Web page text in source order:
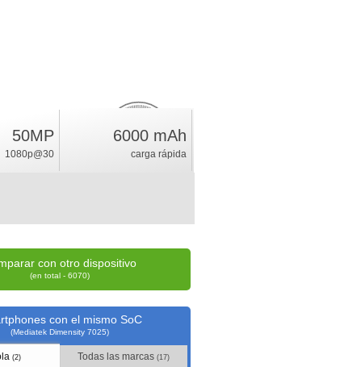
17.2
índice
50MP
1080p@30
6000 mAh
carga rápida
con otro dispositivo
(en total - 6070)
con el mismo SoC
(Mediatek Dimensity 7025)
(2) Todas las marcas(17)